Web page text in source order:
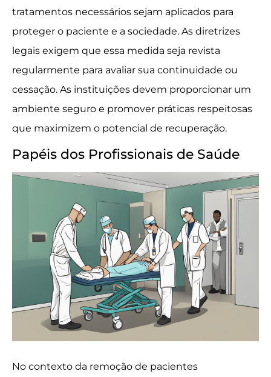
tratamentos necessários sejam aplicados para
proteger o paciente e a sociedade. As diretrizes
legais exigem que essa medida seja revista
regularmente para avaliar sua continuidade ou
cessação. As instituições devem proporcionar um
ambiente seguro e promover práticas respeitosas
que maximizem o potencial de recuperação.
Papéis dos Profissionais de Saúde
No contexto da remoção de pacientes